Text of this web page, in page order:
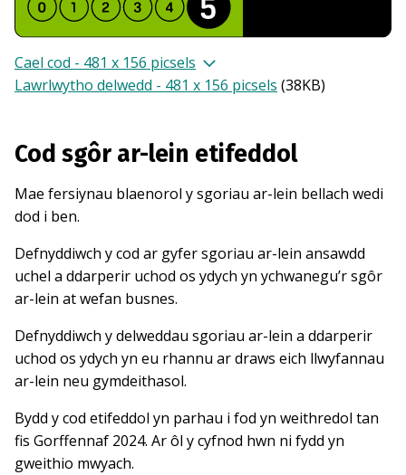
Cael cod - 481 x 156 picsels
Lawrlwytho delwedd - 481 x 156 picsels (38KB)
Cod sgôr ar-lein etifeddol
Mae fersiynau blaenorol y sgoriau ar-lein bellach wedi
dod i ben.
Defnyddiwch y cod ar gyfer sgoriau ar-lein ansawdd
uchel a ddarperir uchod os ydych yn ychwanegu’r sgôr
ar-lein at wefan busnes.
Defnyddiwch y delweddau sgoriau ar-lein a ddarperir
uchod os ydych yn eu rhannu ar draws eich llwyfannau
ar-lein neu gymdeithasol.
Bydd y cod etifeddol yn parhau i fod yn weithredol tan
fis Gorffennaf 2024. Ar ôl y cyfnod hwn ni fydd yn
gweithio mwyach.